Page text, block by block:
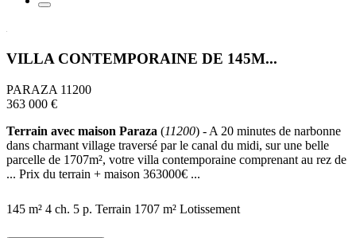
VILLA CONTEMPORAINE DE 145M...
PARAZA 11200
363 000 €
Terrain avec maison Paraza (11200) - A 20 minutes de narbonne
dans charmant village traversé par le canal du midi, sur une belle
parcelle de 1707m², votre villa contemporaine comprenant au rez de
... Prix du terrain + maison 363000€ ...
145 m² 4 ch. 5 p. Terrain 1707 m² Lotissement